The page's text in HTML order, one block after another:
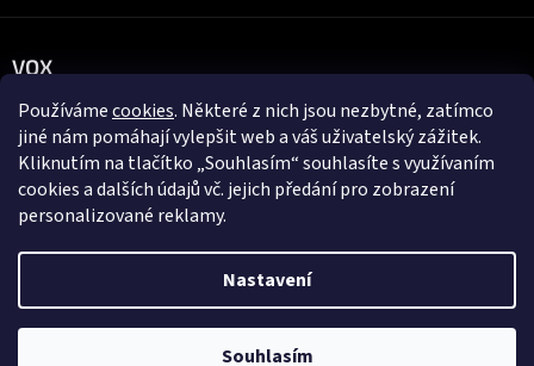
Používámecookies. Některé z nich jsou nezbytné, zatímco
jiné nám pomáhají vylepšit web a váš uživatelský zážitek.
Kliknutím na tlačítko „Souhlasím“ souhlasíte s využívaním
cookies a dalších údajů vč. jejich předání pro zobrazení
personalizované reklamy.
Nastavení
Souhlasím
VOX